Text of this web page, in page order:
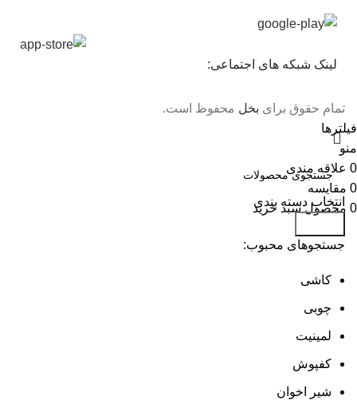
لینک شبکه های اجتماعی:
تمام حقوق برای بخل محفوظ است.
انتخاب دسته بندی
جستجوهای محبوب:
کاشی
چوبی
لمینیت
کفپوش
شیر اخوان
فیلترها
منو
0 علاقه مندی
0 مقایسه
0 محصول سبد خرید